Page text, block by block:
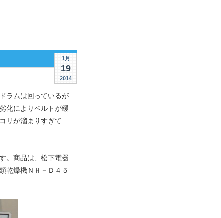
1月
19
2014
ラムは回っているが
化によりベルトが緩
リが溜まりすぎて
。商品は、松下電器
乾燥機ＮＨ－Ｄ４５